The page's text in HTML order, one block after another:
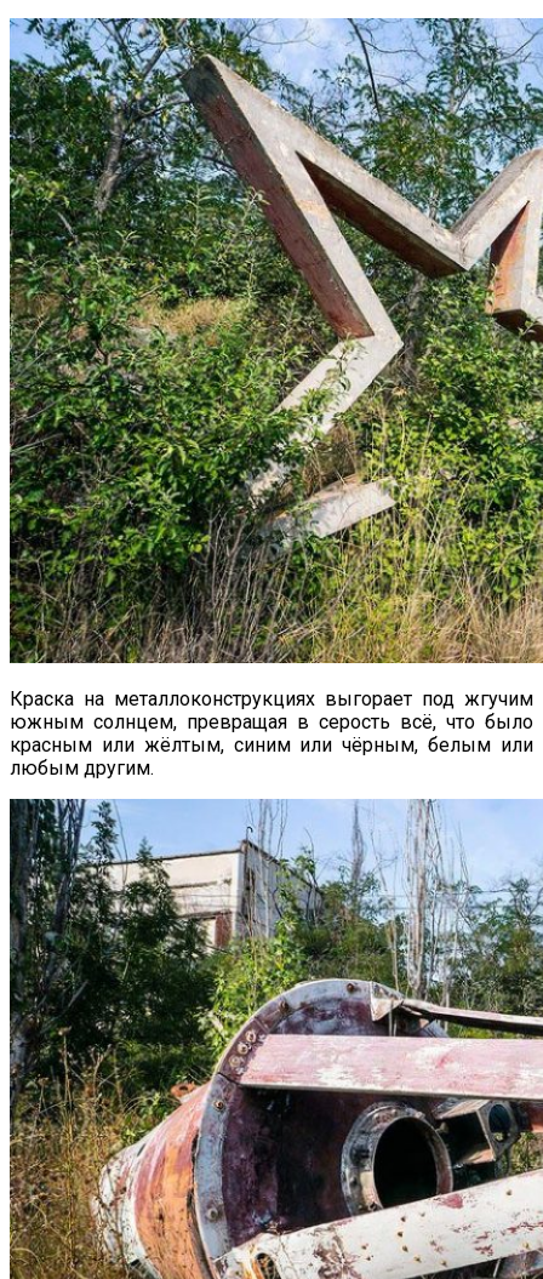
Краска на металлоконструкциях выгорает под жгучим
южным солнцем, превращая в серость всё, что было
красным или жёлтым, синим или чёрным, белым или
любым другим.